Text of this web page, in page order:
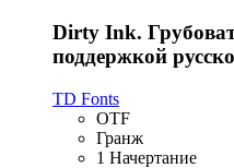
Dirty Ink.
поддержкой
TD Fonts
OTF
Гранж
1 Начертание